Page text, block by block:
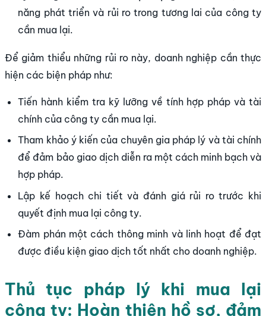
năng phát triển và rủi ro trong tương lai của công ty
cần mua lại.
Để giảm thiểu những rủi ro này, doanh nghiệp cần thực
hiện các biện pháp như:
Tiến hành kiểm tra kỹ lưỡng về tính hợp pháp và tài
chính của công ty cần mua lại.
Tham khảo ý kiến của chuyên gia pháp lý và tài chính
để đảm bảo giao dịch diễn ra một cách minh bạch và
hợp pháp.
Lập kế hoạch chi tiết và đánh giá rủi ro trước khi
quyết định mua lại công ty.
Đàm phán một cách thông minh và linh hoạt để đạt
được điều kiện giao dịch tốt nhất cho doanh nghiệp.
Thủ tục pháp lý khi mua lại
công ty: Hoàn thiện hồ sơ, đảm